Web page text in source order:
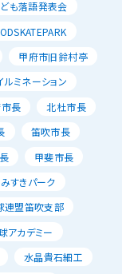
も落語発表会
甲府市旧鈴村亭
ミネーション
長
北杜市長
笛吹市長
甲斐市長
すきパーク
連盟笛吹支部
アカデミー
水晶貴石細工